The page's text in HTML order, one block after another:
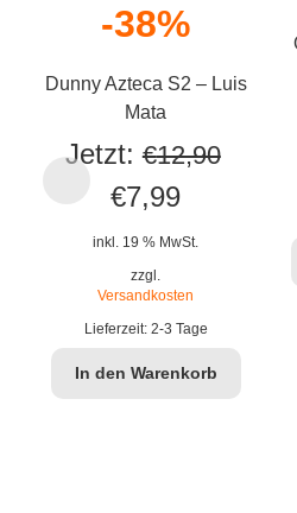
-38%
Dunny Azteca S2 – Luis
Mata
Jetzt: €12,90
Ursprünglicher
Preis
war:
€12,90
€7,99Aktueller
Preis
€7,99.
inkl. 19 % MwSt.
zzgl.
Versandkosten
Lieferzeit: 2-3 Tage
In den Warenkorb